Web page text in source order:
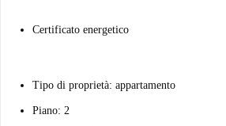
Certificato energetico
Tipo di proprietà: appartamento
Piano: 2